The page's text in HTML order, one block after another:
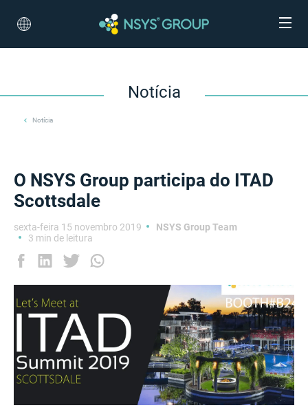
Notícia
Notícia
O NSYS Group participa do ITAD
Scottsdale
sexta-feira 15 novembro 2019
NSYS Group Team
3 min de leitura